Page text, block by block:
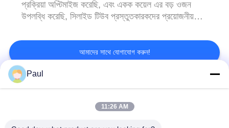
প্রক্রিয়া অপ্টিমাইজ করেছি, এবং একক কয়েল এর বড় ওজন
উপলব্ধি করেছি, সিলাইড টিউব প্রস্তুতকারকদের প্রয়োজনীয়তা
আমাদের সাথে যোগাযোগ করুন!
Paul
11:26 AM